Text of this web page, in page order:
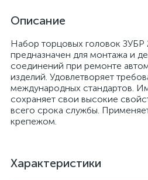
Описание
Набор торцовых головок ЗУБР
предназначен для монтажа и
соединений при ремонте
изделий. Удовлетворяет
международных стандартов.
сохраняет свои высокие
всего срока службы.
крепежом.
Характеристики